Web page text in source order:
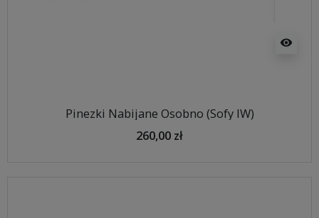
visibility
Pinezki Nabijane Osobno (Sofy IW)
260,00 zł